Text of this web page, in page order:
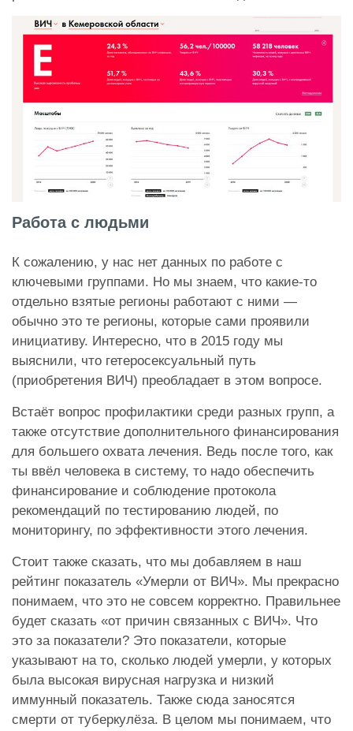
Работа с людьми
К сожалению, у нас нет данных по работе с
ключевыми группами. Но мы знаем, что какие-то
отдельно взятые регионы работают с ними —
обычно это те регионы, которые сами проявили
инициативу. Интересно, что в 2015 году мы
выяснили, что гетеросексуальный путь
(приобретения ВИЧ) преобладает в этом вопросе.
Встаёт вопрос профилактики среди разных групп, а
также отсутствие дополнительного финансирования
для большего охвата лечения. Ведь после того, как
ты ввёл человека в систему, то надо обеспечить
финансирование и соблюдение протокола
рекомендаций по тестированию людей, по
мониторингу, по эффективности этого лечения.
Стоит также сказать, что мы добавляем в наш
рейтинг показатель «Умерли от ВИЧ». Мы прекрасно
понимаем, что это не совсем корректно. Правильнее
будет сказать «от причин связанных с ВИЧ». Что
это за показатели? Это показатели, которые
указывают на то, сколько людей умерли, у которых
была высокая вирусная нагрузка и низкий
иммунный показатель. Также сюда заносятся
смерти от туберкулёза. В целом мы понимаем, что